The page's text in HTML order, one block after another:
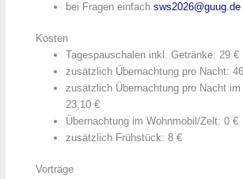
bei Fragen einfachsws2026@guug.de
Kosten
Tagespauschalen inkl. Getränke: 29 €
zusätzlich Übernachtung pro Nacht:
zusätzlich Übernachtung pro Nacht
23,10 €
Übernachtung im Wohnmobil/Zelt: 0 €
zusätzlich Frühstück: 8 €
Vorträge